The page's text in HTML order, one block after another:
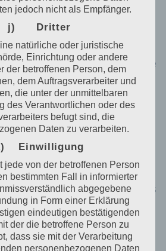
über die Internetseite
aufgrund von gesetzlichen
die eine schnelle elektronische
unserem Unternehmen sowie
Kommunikation mit uns
eine allgemeine Adresse
elektronischen Post (E-Mail-
eine betroffene Person per
Kontaktformular den Kontakt
Verantwortlichen
die von der betroffenen Person
Daten
Solche auf freiwilliger Basis
Person an den für die
übermittelten
Daten werden für Zwecke der
der Kontaktaufnahme zur
jedoch nicht als Empfänger.
j) Dritter
natürliche oder juristische
Einrichtung oder andere
der betroffenen Person, dem
dem Auftragsverarbeiter und
die unter der unmittelbaren
des Verantwortlichen oder des
befugt sind, die
Daten zu verarbeiten.
Einwilligung
jede von der betroffenen Person
bestimmten Fall in informierter
abgegebene
in Form einer Erklärung
eindeutigen bestätigenden
der die betroffene Person zu
dass sie mit der Verarbeitung
personenbezogenen Daten